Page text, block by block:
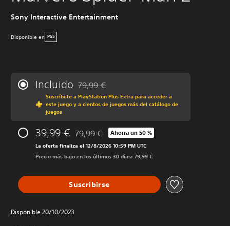
Sony Interactive Entertainment
Disponible en PS5
Incluido Rebajado del precio original de 79,99 €
79,99 €
Suscríbete a PlayStation Plus Extra para acceder a
este juego y a cientos de juegos más del catálogo de
juegos
39,99 € Rebajado del precio original de 79,99 €
79,99 € Ahorra un 50 %
La oferta finaliza el 12/8/2026 10:59 PM UTC
Precio más bajo en los últimos 30 días: 79,99 €
Suscribirse
Disponible 20/10/2023